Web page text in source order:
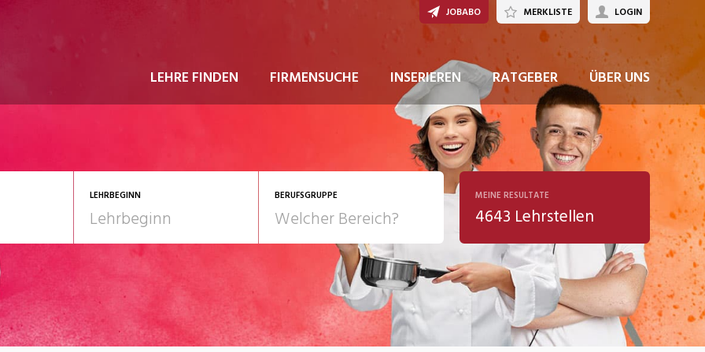
LEHRE FINDEN FIRMENSUCHE INSERIEREN RATGEBER ÜBER UNS
JOBABO MERKLISTE LOGIN
LEHRBEGINN BERUFSGRUPPE
Gesundheit/Pflege/Soziales
Telco
Kultur
MEINE RESULTATE
4643 Lehrstellen
JETZT BEWERBEN